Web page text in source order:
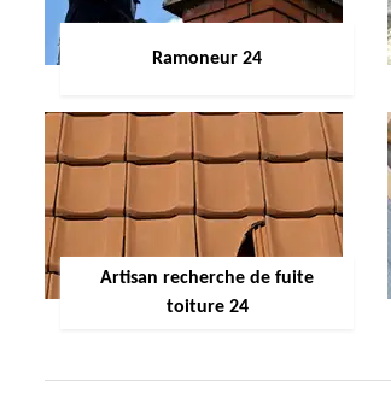
Ramoneur 24
Artisan recherche de fuite
toiture 24